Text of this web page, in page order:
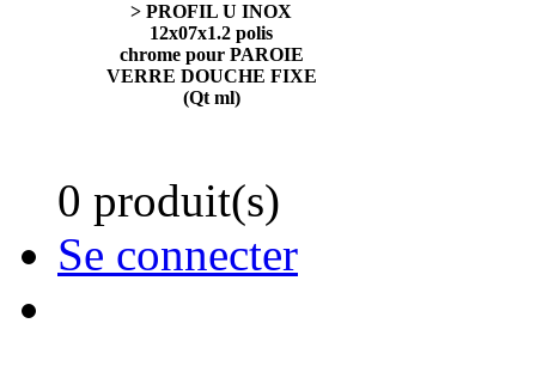
> PROFIL U INOX
12x07x1.2 polis
chrome pour PAROIE
VERRE DOUCHE FIXE
(Qt ml)
0 produit(s)
Se connecter